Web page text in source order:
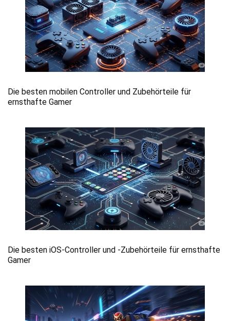
Die besten mobilen Controller und Zubehörteile für
ernsthafte Gamer
Die besten iOS-Controller und -Zubehörteile für ernsthafte
Gamer